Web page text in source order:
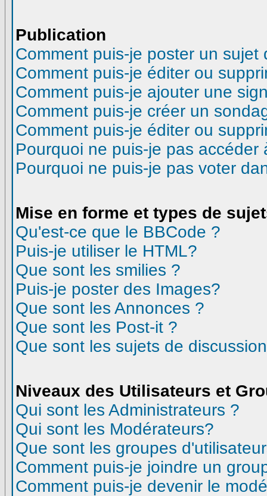
Publication
Comment puis-je poster un sujet
Comment puis-je éditer ou
Comment puis-je ajouter une
Comment puis-je créer un
Comment puis-je éditer ou
Pourquoi ne puis-je pas accéder
Pourquoi ne puis-je pas voter
Mise en forme et types de
Qu'est-ce que le BBCode ?
Puis-je utiliser le HTML?
Que sont les smilies ?
Puis-je poster des Images?
Que sont les Annonces ?
Que sont les Post-it ?
Que sont les sujets de
Niveaux des Utilisateurs et
Qui sont les Administrateurs ?
Qui sont les Modérateurs?
Que sont les groupes
Comment puis-je joindre un
Comment puis-je devenir le